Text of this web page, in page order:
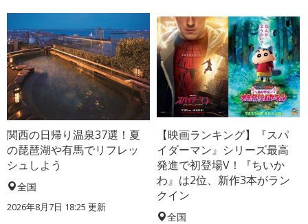
関西の日帰り温泉37選！夏
の琵琶湖や有馬でリフレッ
シュしよう
全国
2026年8月7日 18:25 更新
【映画ランキング】『スパ
イダーマン』シリーズ最高
発進で初登場V！『ちいか
わ』は2位、新作3本がラン
クイン
全国